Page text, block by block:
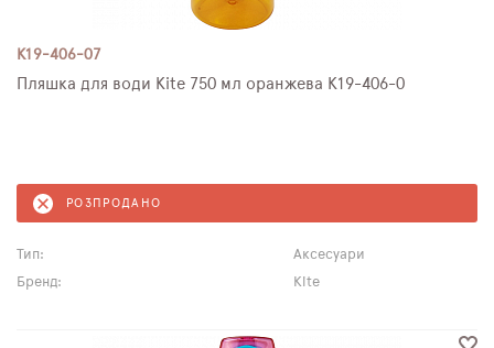
K19-406-07
Пляшка для води Kite 750 мл оранжева K19-406-0
РОЗПРОДАНО
Тип:
Аксесуари
Бренд:
Kite